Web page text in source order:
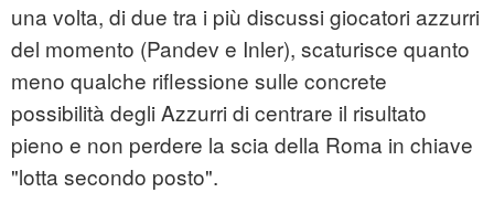
una volta, di due tra i più discussi giocatori azzurri
del momento (Pandev e Inler), scaturisce quanto
meno qualche riflessione sulle concrete
possibilità degli Azzurri di centrare il risultato
pieno e non perdere la scia della Roma in chiave
"lotta secondo posto".